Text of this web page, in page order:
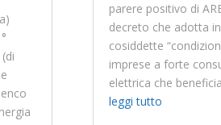
parere positivo di
decreto che adotta
cosiddette
imprese a forte
elettrica che
leggi tutto